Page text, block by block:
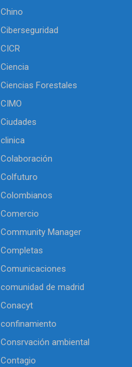
Chino
Ciberseguridad
CICR
Ciencia
Ciencias Forestales
CIMO
Ciudades
clinica
Colaboración
Colfuturo
Colombianos
Comercio
Community Manager
Completas
Comunicaciones
comunidad de madrid
Conacyt
confinamiento
Consrvación ambiental
Contagio